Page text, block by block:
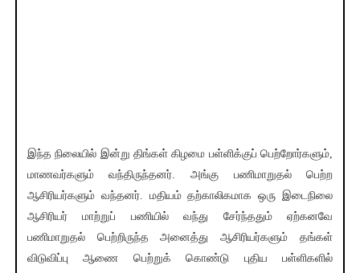
இந்த நிலையில் இன்று திங்கள் கிழமை பள்ளிக்குப் பெற்றோர்களும்,
மாணவர்களும் வந்திருந்தனர். அங்கு பணிமாறுதல் பெற்ற
ஆசிரியர்களும் வந்தனர். மதியம் தற்காலிகமாக ஒரு இடைநிலை
ஆசிரியர் மாற்றுப் பணியில் வந்து சேர்ந்ததும் ஏற்கனவே
பணிமாறுதல் பெற்றிருந்த அனைத்து ஆசிரியர்களும் தங்கள்
விடுவிப்பு ஆணை பெற்றுக் கொண்டு புதிய பள்ளிகளில்